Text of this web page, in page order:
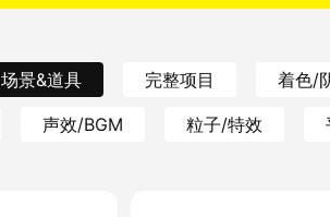
场景&道具 完整项目 着色/
声效/BGM 粒子/特效